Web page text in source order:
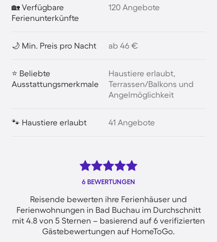
🏡 Verfügbare
Ferienunterkünfte
120 Angebote
🌙 Min. Preis pro Nacht ab 46 €
⭐ Beliebte
Ausstattungsmerkmale
Haustiere erlaubt,
Terrassen/Balkons und
Angelmöglichkeit
🐾 Haustiere erlaubt 41 Angebote
6 BEWERTUNGEN
Reisende bewerten ihre Ferienhäuser und
Ferienwohnungen in Bad Buchau im Durchschnitt
mit 4.8 von 5 Sternen – basierend auf 6 verifizierten
Gästebewertungen auf HomeToGo.